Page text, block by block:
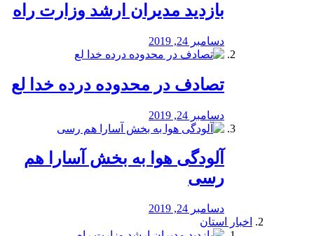
بازدید مدیران ارشد وزارت راه
دسامبر 24, 2019
تصادف در محدوده درده خدا لع
دسامبر 24, 2019
آلودگی هوا به بخش آسارا هم
رسی
دسامبر 24, 2019
اخبار استان